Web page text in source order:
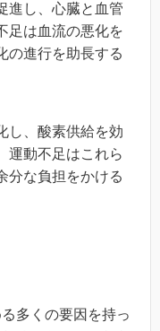
進し、心臓と血管
足は血流の悪化を
の進行を助長する
し、酸素供給を効
運動不足はこれら
分な負担をかける
多くの要因を持っ